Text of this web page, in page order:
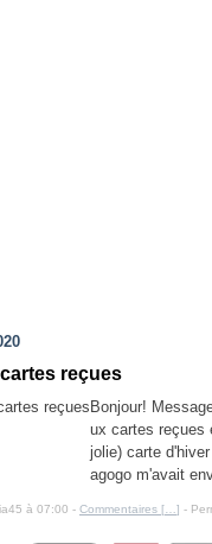
reçues
Bonjour!
ux cartes reçues
jolie) carte
agogo m'avait
à 07:00 - Commentaires [ ] -